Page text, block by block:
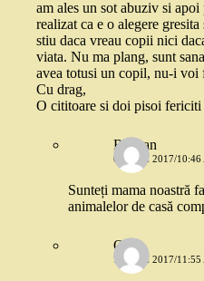
am ales un sot abuziv si
realizat ca e o alegere
stiu daca vreau copii nici
viata. Nu ma plang, sunt
avea totusi un copil, nu-i voi
Cu drag,
O cititoare si doi pisoi fericiti
Razvan
6 IUNIE 2017/10:46
Sunteți mama noastră
animalelor de casă
O.
7 IUNIE 2017/11:55